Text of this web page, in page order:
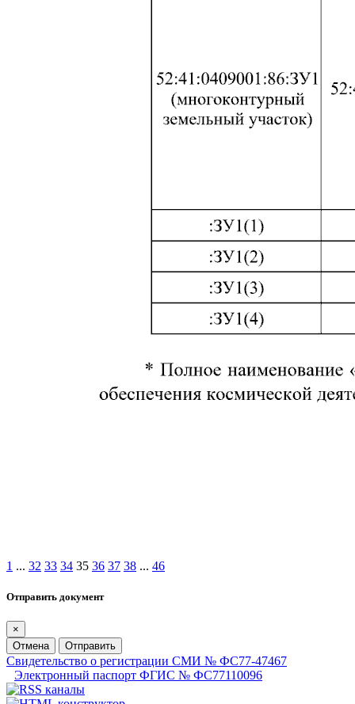
1 ... 32 33 34 35 36 37 38 ... 46
Отправить документ
×
Отмена
Отправить
Свидетельство о регистрации СМИ № ФС77-47467
Электронный паспорт ФГИС № ФС77110096